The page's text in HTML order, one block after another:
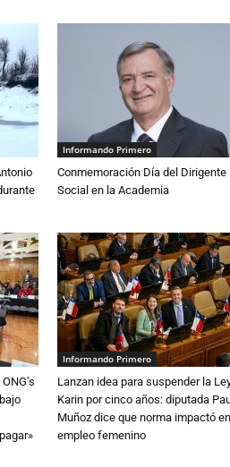
Informando Primero
Conmemoración Día del Dirigente
Social en la Academia
Informando Primero
Lanzan idea para suspender la
Karin por cinco años: diputada
Muñoz dice que norma impactó
empleo femenino